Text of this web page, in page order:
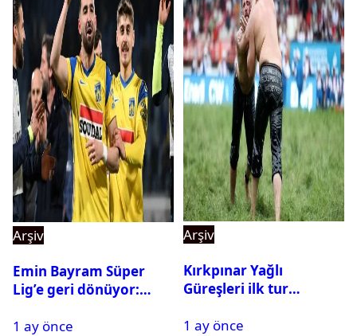
Arşiv
Emin Bayram Süper
Lig’e geri dönüyor:
1 ay önce
Arşiv
Kırkpınar Yağlı
Güreşleri ilk tur
2. tura geçen
1 ay önce